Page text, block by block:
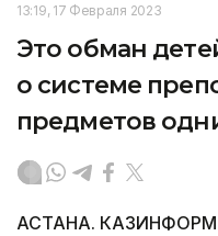
13:19, 17 Февраля 2023
Это обман
о системе
предметов
АСТАНА. КАЗИНФОРМ